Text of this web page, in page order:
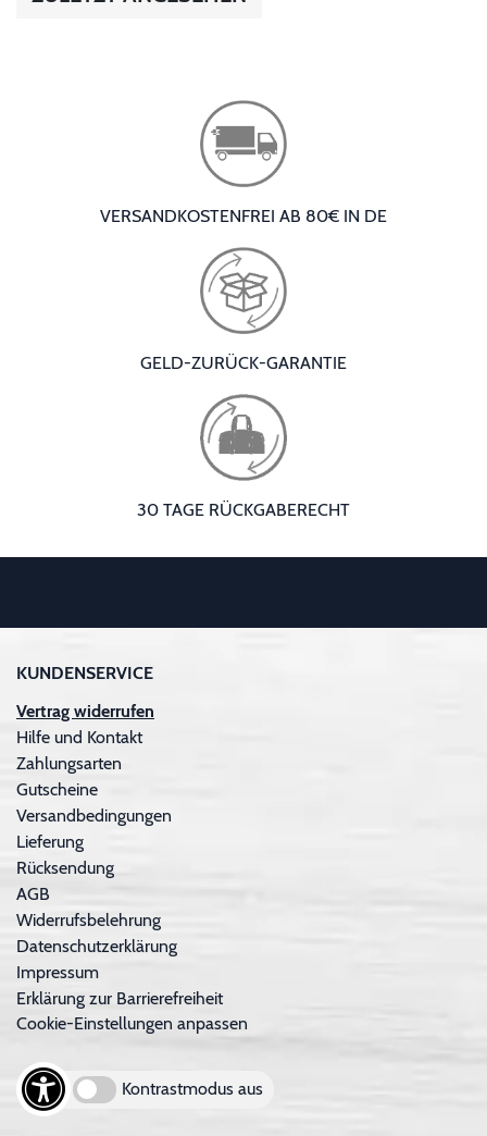
VERSANDKOSTENFREI AB 80€ IN DE
GELD-ZURÜCK-GARANTIE
30 TAGE RÜCKGABERECHT
KUNDENSERVICE
Vertrag widerrufen
Hilfe und Kontakt
Zahlungsarten
Gutscheine
Versandbedingungen
Lieferung
Rücksendung
AGB
Widerrufsbelehrung
Datenschutzerklärung
Impressum
Erklärung zur Barrierefreiheit
Cookie-Einstellungen anpassen
Kontrastmodus aus